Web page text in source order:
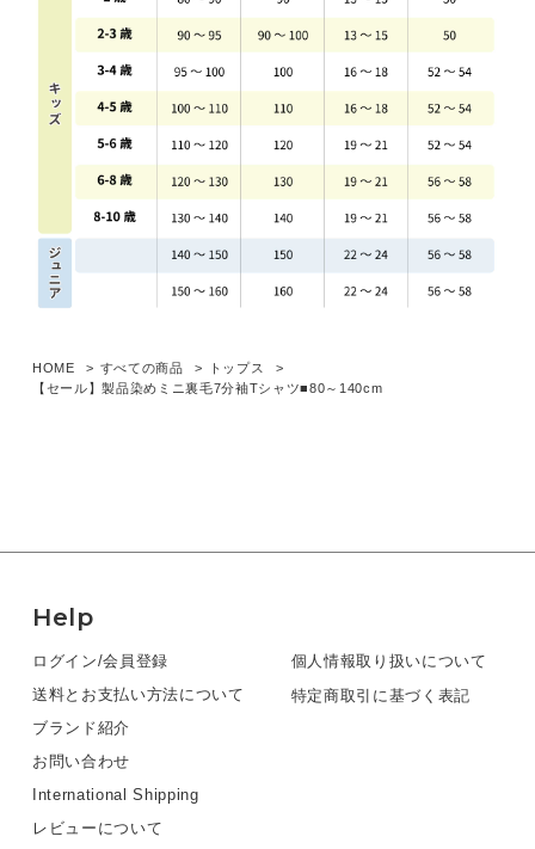
HOME すべての商品
トップス
【セール】製品染めミニ裏毛7分袖Tシャツ■80～140cm
Help
ログイン/会員登録
送料とお支払い方法について
ブランド紹介
お問い合わせ
International Shipping
レビューについて
個人情報取り扱いについて
特定商取引に基づく表記